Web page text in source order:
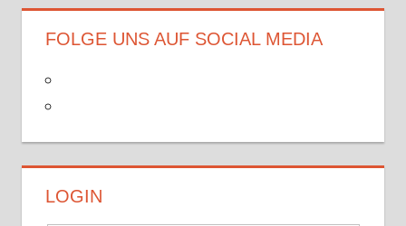
FOLGE UNS AUF SOCIAL MEDIA
LOGIN